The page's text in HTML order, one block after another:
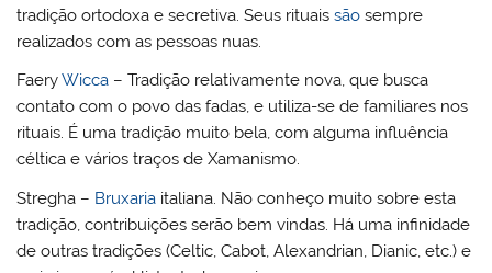
tradição ortodoxa e secretiva. Seus rituaissão sempre
realizados com as pessoas nuas.
FaeryWicca – Tradição relativamente nova, que busca
contato com o povo das fadas, e utiliza-se de familiares nos
rituais. É uma tradição muito bela, com alguma influência
céltica e vários traços de Xamanismo.
Stregha – Bruxaria italiana. Não conheço muito sobre esta
tradição, contribuições serão bem vindas. Há uma infinidade
de outras tradições (Celtic, Cabot, Alexandrian, Dianic, etc.) e